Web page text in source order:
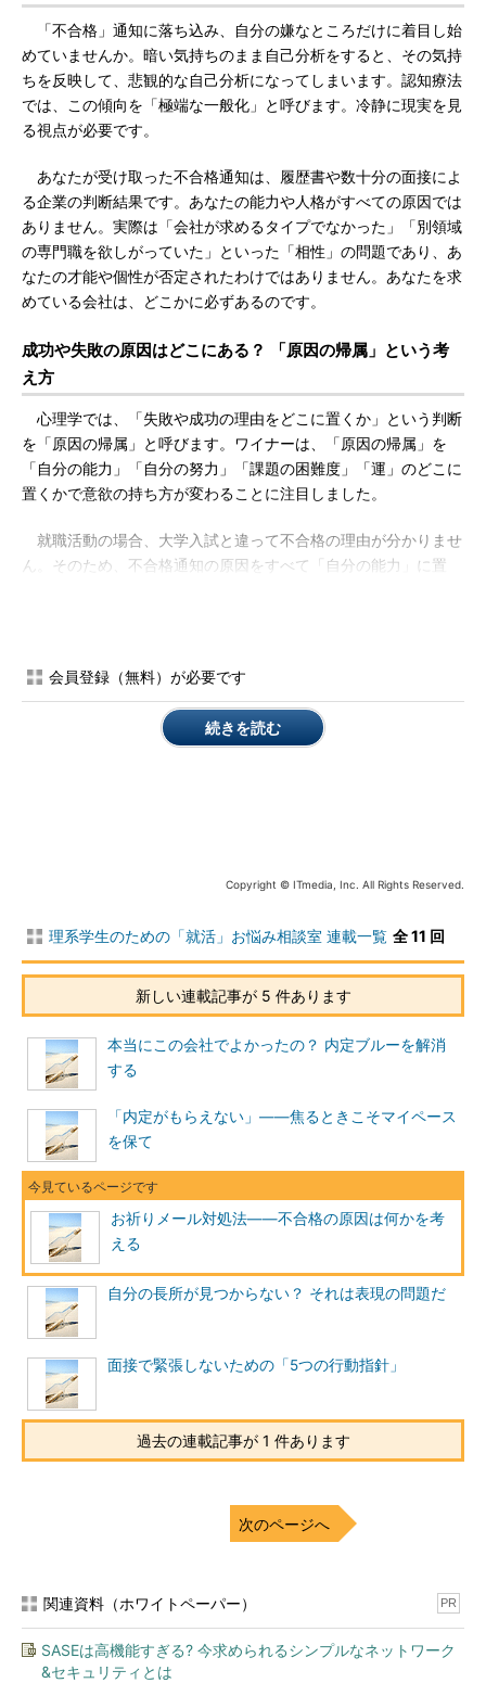
「不合格」通知に落ち込み、自分の嫌なところだけに着目し始
めていませんか。暗い気持ちのまま自己分析をすると、その気持
ちを反映して、悲観的な自己分析になってしまいます。認知療法
では、この傾向を「極端な一般化」と呼びます。冷静に現実を見
る視点が必要です。
あなたが受け取った不合格通知は、履歴書や数十分の面接によ
る企業の判断結果です。あなたの能力や人格がすべての原因では
ありません。実際は「会社が求めるタイプでなかった」「別領域
の専門職を欲しがっていた」といった「相性」の問題であり、あ
なたの才能や個性が否定されたわけではありません。あなたを求
めている会社は、どこかに必ずあるのです。
成功や失敗の原因はどこにある？ 「原因の帰属」という考
え方
心理学では、「失敗や成功の理由をどこに置くか」という判断
を「原因の帰属」と呼びます。ワイナーは、「原因の帰属」を
「自分の能力」「自分の努力」「課題の困難度」「運」のどこに
置くかで意欲の持ち方が変わることに注目しました。
就職活動の場合、大学入試と違って不合格の理由が分かりませ
ん。そのため、不合格通知の原因をすべて「自分の能力」に置
と考える
会員登録（無料）が必要です
続きを読む
Copyright © ITmedia, Inc. All Rights Reserved.
理系学生のための「就活」お悩み相談室 連載一覧 全 11 回
新しい連載記事が 5 件あります
本当にこの会社でよかったの？ 内定ブルーを解消
する
「内定がもらえない」――焦るときこそマイペース
を保て
お祈りメール対処法――不合格の原因は何かを考
える
自分の長所が見つからない？ それは表現の問題だ
面接で緊張しないための「5つの行動指針」
過去の連載記事が 1 件あります
次のページへ
関連資料（ホワイトペーパー） PR
SASEは高機能すぎる? 今求められるシンプルなネットワーク
&セキュリティとは